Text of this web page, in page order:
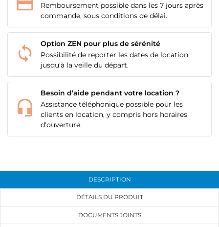
Remboursement possible dans les 7 jours après
commande, sous conditions de délai.
Option ZEN pour plus de sérénité
Possibilité de reporter les dates de location
jusqu'à la veille du départ.
Besoin d’aide pendant votre location ?
Assistance téléphonique possible pour les
clients en location, y compris hors horaires
d'ouverture.
DESCRIPTION
DÉTAILS DU PRODUIT
DOCUMENTS JOINTS
MES LISTES
add_circle_outlineCréer une nouvelle liste
NOM DE LA LISTE D'ENVIES
Annuler Créer une liste d'envies
Vous devez être connecté pour ajouter des produits
à votre liste d'envies.
Annuler